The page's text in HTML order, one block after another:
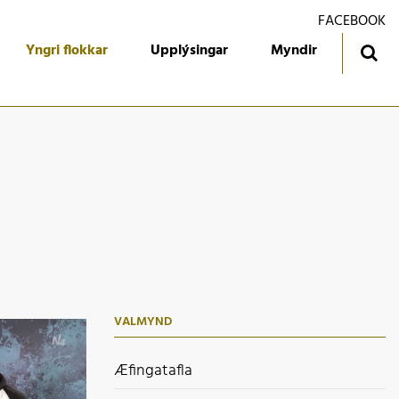
Yngri flokkar Upplýsingar Myndir
FACEBOOK
VALMYND
Æfingatafla